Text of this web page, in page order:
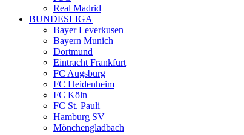
Real Madrid
BUNDESLIGA
Bayer Leverkusen
Bayern Munich
Dortmund
Eintracht Frankfurt
FC Augsburg
FC Heidenheim
FC Köln
FC St. Pauli
Hamburg SV
Mönchengladbach